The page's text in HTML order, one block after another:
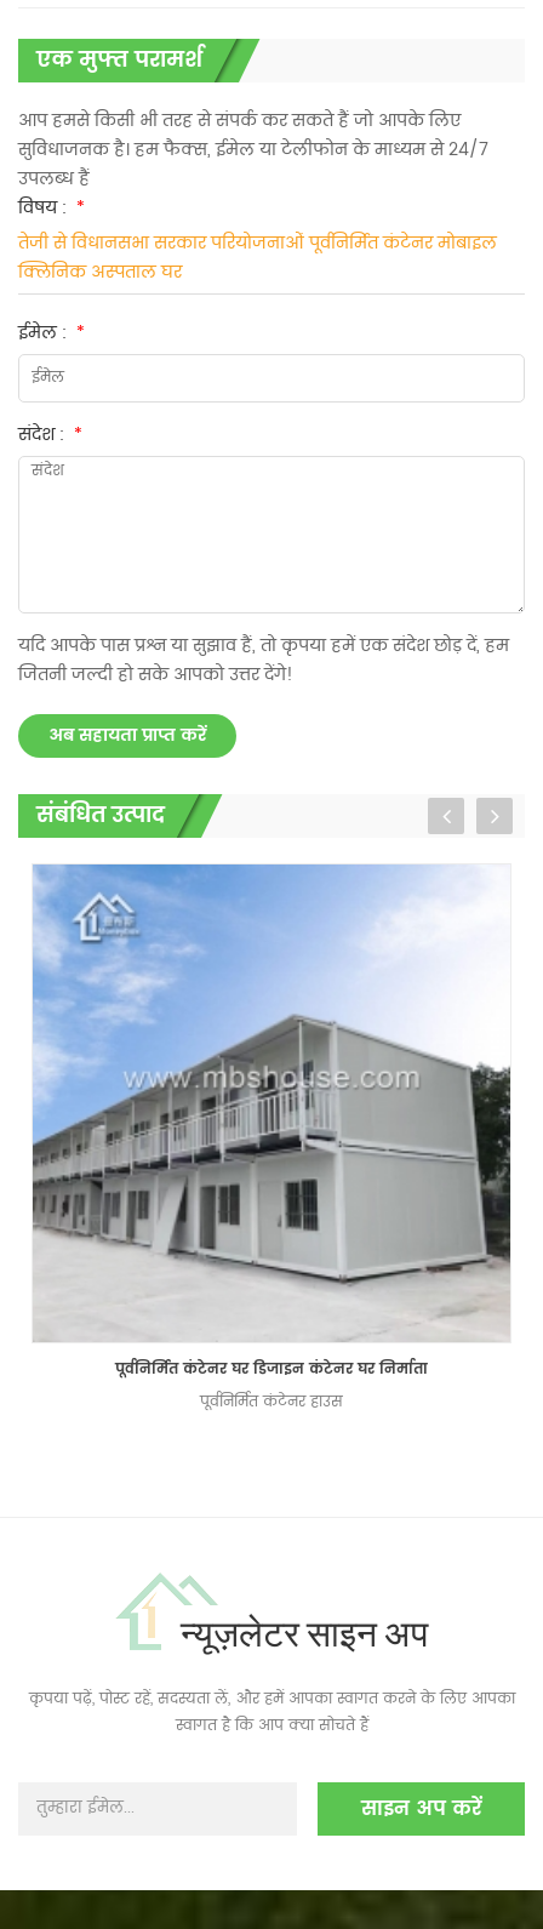
एक मुफ्त परामर्श
आप हमसे किसी भी तरह से संपर्क कर सकते हैं जो आपके लिए
सुविधाजनक है। हम फैक्स, ईमेल या टेलीफोन के माध्यम से 24/7
उपलब्ध हैं
विषय : *
तेजी से विधानसभा सरकार परियोजनाओं पूर्वनिर्मित कंटेनर मोबाइल
क्लिनिक अस्पताल घर
ईमेल : *
संदेश : *
यदि आपके पास प्रश्न या सुझाव हैं, तो कृपया हमें एक संदेश छोड़ दें, हम
जितनी जल्दी हो सके आपको उत्तर देंगे!
अब सहायता प्राप्त करें
संबंधित उत्पाद
पूर्वनिर्मित कंटेनर घर डिजाइन कंटेनर घर निर्माता
पूर्वनिर्मित कंटेनर हाउस
न्यूज़लेटर साइन अप
कृपया पढ़ें, पोस्ट रहें, सदस्यता लें, और हमें आपका स्वागत करने के लिए आपका
स्वागत है कि आप क्या सोचते हैं